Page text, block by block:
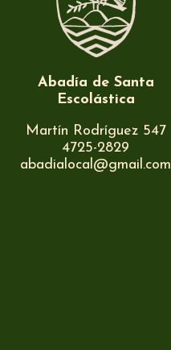
Abadía de Santa
Escolástica
Martín Rodríguez 547
4725-2829
abadialocal@gmail.com